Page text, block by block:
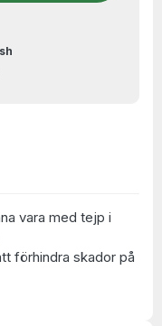
vara med tejp i
förhindra skador på